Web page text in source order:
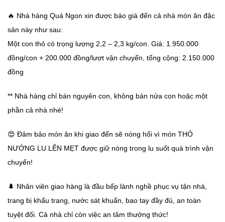
🔥 Nhà hàng Quá Ngon xin được báo giá đến cả nhà món ăn đặc
sản này như sau:
Một con thỏ có trọng lượng 2,2 – 2,3 kg/con. Giá: 1.950.000
đồng/con + 200.000 đồng/lượt vận chuyển, tổng cộng: 2.150.000
đồng
** Nhà hàng chỉ bán nguyên con, không bán nửa con hoặc một
phần cả nhà nhé!
😍 Đảm bảo món ăn khi giao đến sẽ nóng hổi vì món THỎ
NƯỚNG LU LÊN MẸT được giữ nóng trong lu suốt quá trình vận
chuyển!
🌲 Nhân viên giao hàng là đầu bếp lành nghề phục vụ tận nhà,
trang bị khẩu trang, nước sát khuẩn, bao tay đầy đủ, an toàn
tuyệt đối. Cả nhà chỉ còn việc an tâm thưởng thức!